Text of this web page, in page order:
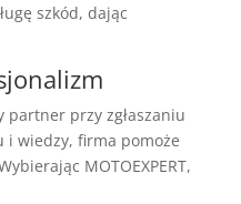
szkód, dając
partner przy zgłaszaniu
i wiedzy, firma pomoże
MOTOEXPERT,